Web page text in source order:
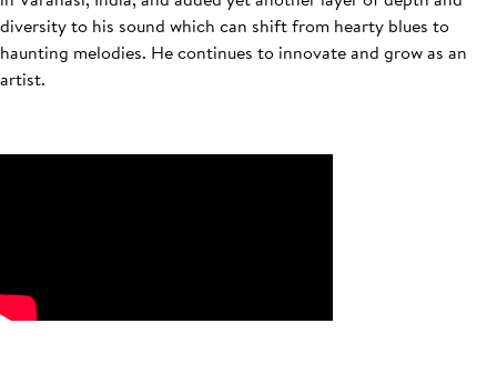
diversity to his sound which can shift from hearty blues to
haunting melodies. He continues to innovate and grow as an
artist.